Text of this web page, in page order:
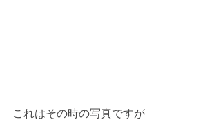
これはその時の写真ですが